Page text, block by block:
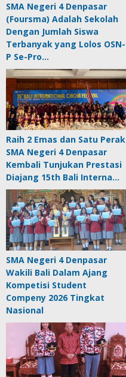
SMA Negeri 4 Denpasar
(Foursma) Adalah Sekolah
Dengan Jumlah Siswa
Terbanyak yang Lolos OSN-
P Se-Pro…
Raih 2 Emas dan Satu Perak
SMA Negeri 4 Denpasar
Kembali Tunjukan Prestasi
Diajang 15th Bali Interna…
SMA Negeri 4 Denpasar
Wakili Bali Dalam Ajang
Kompetisi Student
Compeny 2026 Tingkat
Nasional